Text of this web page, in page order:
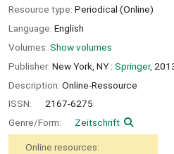
Resource type: Periodical (Online)
Language: English
Volumes: Show volumes
Publisher: New York, NY : Springer,
Description: Online-Ressource
ISSN:
2167-6275
Genre/Form:
Zeitschrift
Online resources: